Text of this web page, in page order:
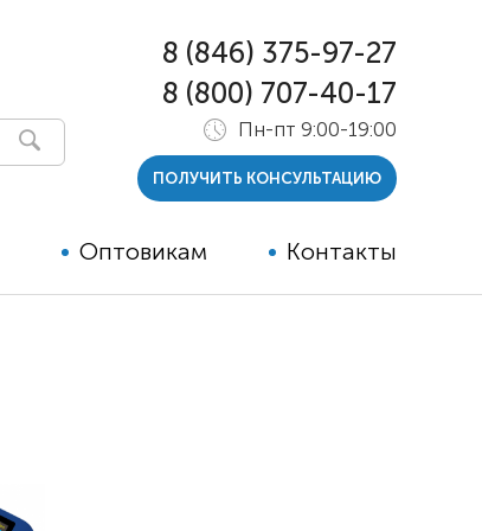
Оптовикам Контакты
8 (846) 375-97-27
8 (800) 707-40-17
Пн-пт 9:00-19:00
ПОЛУЧИТЬ КОНСУЛЬТАЦИЮ